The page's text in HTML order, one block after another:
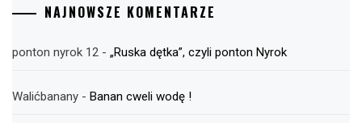
NAJNOWSZE KOMENTARZE
ponton nyrok 12 - „Ruska dętka”, czyli ponton Nyrok
Walićbanany - Banan cweli wodę !